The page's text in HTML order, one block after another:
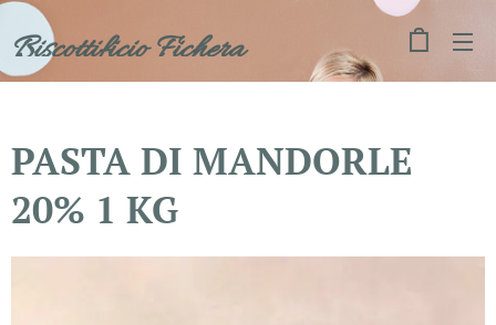
Biscottificio Fichera
PASTA DI MANDORLE
20% 1 KG